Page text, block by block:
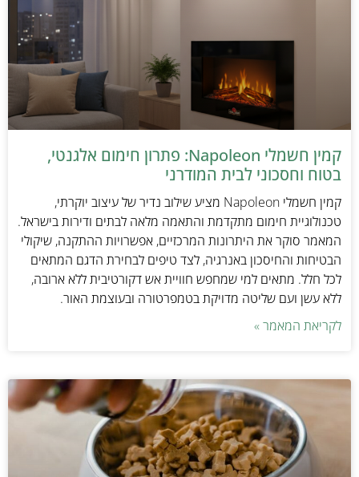
קמין חשמלי Napoleon: פתרון חימום אלגנטי,
בטוח וחסכוני לבית המודרני
קמין חשמלי Napoleon מציע שילוב נדיר של עיצוב יוקרתי,
טכנולוגיית חימום מתקדמת והתאמה מלאה לבתים ודירות בישראל.
המאמר סוקר את היתרונות המרכזיים, אפשרויות ההתקנה, שיקולי
הבטיחות והחיסכון באנרגיה, לצד טיפים לבחירת הדגם המתאים
לכל חלל. מתאים למי שמחפש חוויית אש דקורטיבית ללא ארובה,
ללא עשן ועם שליטה מדויקת בטמפרטורה ובעוצמת האור.
לקריאת המאמר »